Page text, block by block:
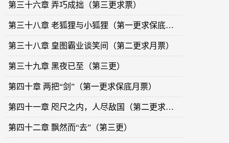
第三十六章 弄巧成拙（第三更求票）
第三十八章 老狐狸与小狐狸（第一更求保底月票）
第三十八章 皇图霸业谈笑间（第二更求月票）
第三十九章 黑夜已至（第三更）
第四十章 两把“剑”（第一更求保底月票）
第四十一章 咫尺之内，人尽敌国（第二更求月票）
第四十二章 飘然而“去”（第三更）